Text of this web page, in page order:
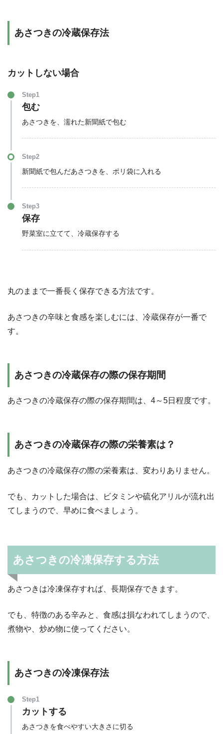
あさつきの冷蔵保存法
カットしない場合
Step1
包む
あさつきを、濡れた新聞紙で包む
Step2
新聞紙で包んだあさつきを、ポリ袋に入れる
Step3
保存
野菜室に立てて、冷蔵保存する
丸のままで一番長く保存できる方法です。
あさつきの辛味と食感を楽しむには、冷蔵保存が一番で
す。
あさつきの冷蔵保存の際の保存期間
あさつきの冷蔵保存の際の保存期間は、4～5日程度です。
あさつきの冷蔵保存の際の栄養素は？
あさつきの冷蔵保存の際の栄養素は、変わりありません。
でも、カットした場合は、ビタミンや硫化アリルが流れ出
てしまうので、早めに食べましょう。
あさつきの冷凍保存する方法
あさつきは冷凍保存すれば、長期保存できます。
でも、特徴のある辛みと、食感は損なわれてしまうので、
煮物や、炒め物に使ってください。
あさつきの冷凍保存法
Step1
カットする
あさつきを食べやすい大きさに切る